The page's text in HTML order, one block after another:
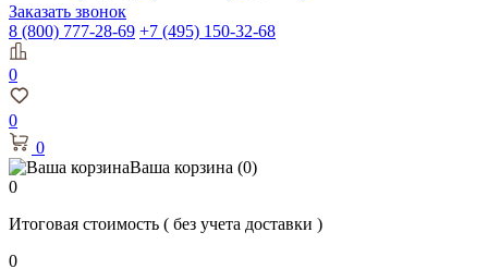
Заказать звонок
8 (800) 777-28-69 +7 (495) 150-32-68
0
0
0
Ваша корзина (0)
0
Итоговая стоимость ( без учета доставки )
0